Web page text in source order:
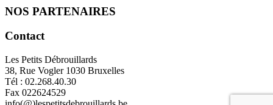
NOS PARTENAIRES
Contact
Les Petits Débrouillards
38, Rue Vogler 1030 Bruxelles
Tél : 02.268.40.30
Fax 022624529